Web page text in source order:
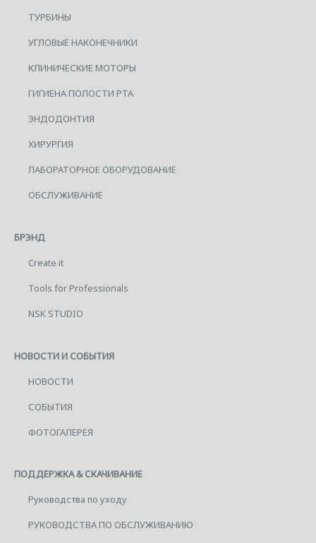
ТУРБИНЫ
УГЛОВЫЕ НАКОНЕЧНИКИ
КЛИНИЧЕСКИЕ МОТОРЫ
ГИГИЕНА ПОЛОСТИ РТА
ЭНДОДОНТИЯ
ХИРУРГИЯ
ЛАБОРАТОРНОЕ ОБОРУДОВАНИЕ
ОБСЛУЖИВАНИЕ
БРЭНД
Create it
Tools for Professionals
NSK STUDIO
НОВОСТИ И СОБЫТИЯ
НОВОСТИ
СОБЫТИЯ
ФОТОГАЛЕРЕЯ
ПОДДЕРЖКА & СКАЧИВАНИЕ
Руководства по уходу
РУКОВОДСТВА ПО ОБСЛУЖИВАНИЮ